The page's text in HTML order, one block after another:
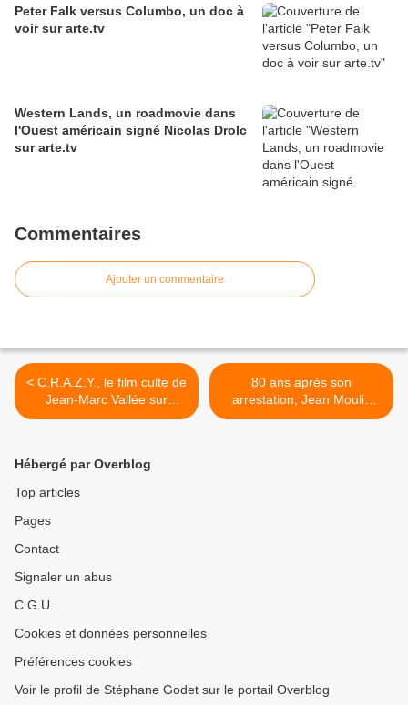
Peter Falk versus Columbo, un doc à
voir sur arte.tv
Western Lands, un roadmovie dans
l'Ouest américain signé Nicolas Drolc
sur arte.tv
Commentaires
Ajouter un commentaire
< C.R.A.Z.Y., le film culte de
Jean-Marc Vallée sur
france.tv
80 ans après son
arrestation, Jean Moulin
revit dans un film et un
Hébergé par Overblog
Top articles
Pages
Contact
Signaler un abus
C.G.U.
Cookies et données personnelles
Préférences cookies
Voir le profil de Stéphane Godet sur le portail Overblog